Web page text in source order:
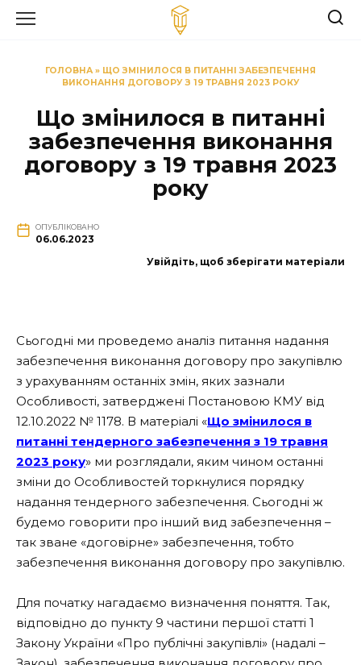
ГОЛОВНА» ЩО ЗМІНИЛОСЯ В ПИТАННІ ЗАБЕЗПЕЧЕННЯ
ВИКОНАННЯ ДОГОВОРУ З 19 ТРАВНЯ 2023 РОКУ
Що змінилося в питанні
забезпечення виконання
договору з 19 травня 2023
року
ОПУБЛІКОВАНО
06.06.2023
Увійдіть, щоб зберігати матеріали
Сьогодні ми проведемо аналіз питання надання
забезпечення виконання договору про закупівлю
з урахуванням останніх змін, яких зазнали
Особливості, затверджені Постановою КМУ від
12.10.2022 № 1178. В матеріалі «Що змінилося в
питанні тендерного забезпечення з 19 травня
2023 року» ми розглядали, яким чином останні
зміни до Особливостей торкнулися порядку
надання тендерного забезпечення. Сьогодні ж
будемо говорити про інший вид забезпечення –
так зване «договірне» забезпечення, тобто
забезпечення виконання договору про закупівлю.
Для початку нагадаємо визначення поняття. Так,
відповідно до пункту 9 частини першої статті 1
Закону України «Про публічні закупівлі» (надалі –